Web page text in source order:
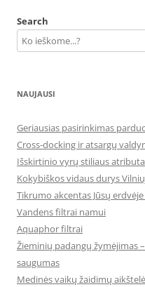
Search
NAUJAUSI
Geriausias pasirinkimas
Cross-docking ir atsargų
Išskirtinio vyrų stiliaus
Kokybiškos vidaus durys
Tikrumo akcentas Jūsų
Vandens filtrai namui
Aquaphor filtrai
Žieminių padangų žymėjimas
saugumas
Medinės vaikų žaidimų